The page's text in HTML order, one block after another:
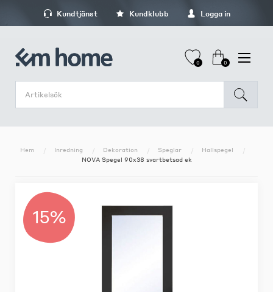
Kundtjänst Kundklubb Logga in
0 0
Hem Inredning Dekoration Speglar
Hallspegel
NOVA Spegel 90x38 svartbetsad ek
15%